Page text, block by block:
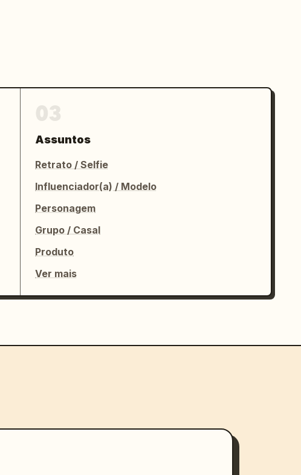
Assuntos
Retrato / Selfie
Influenciador(a) / Modelo
Personagem
Grupo / Casal
Produto
Ver mais